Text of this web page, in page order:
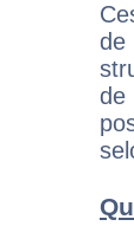
de
de